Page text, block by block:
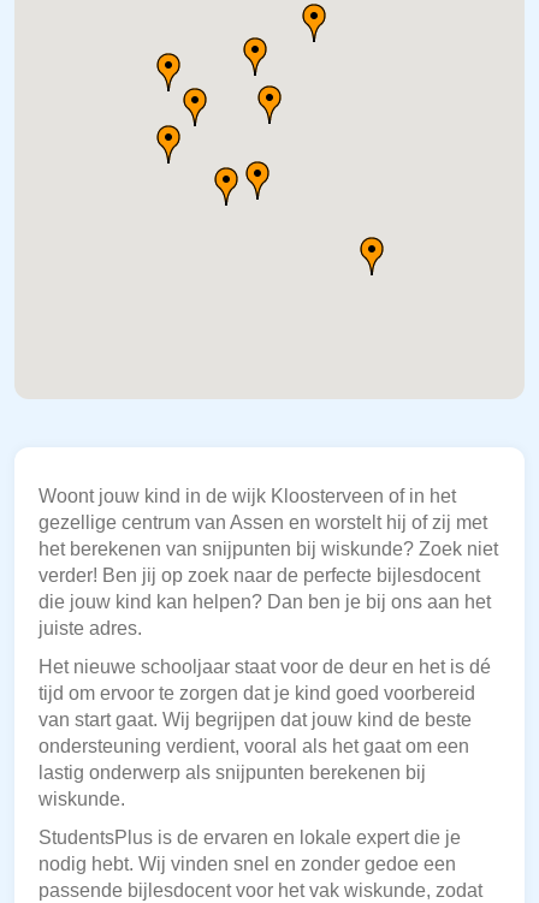
Woont jouw kind in de wijk Kloosterveen of in het
gezellige centrum van Assen en worstelt hij of zij met
het berekenen van snijpunten bij wiskunde? Zoek niet
verder! Ben jij op zoek naar de perfecte bijlesdocent
die jouw kind kan helpen? Dan ben je bij ons aan het
juiste adres.
Het nieuwe schooljaar staat voor de deur en het is dé
tijd om ervoor te zorgen dat je kind goed voorbereid
van start gaat. Wij begrijpen dat jouw kind de beste
ondersteuning verdient, vooral als het gaat om een
lastig onderwerp als snijpunten berekenen bij
wiskunde.
StudentsPlus is de ervaren en lokale expert die je
nodig hebt. Wij vinden snel en zonder gedoe een
passende bijlesdocent voor het vak wiskunde, zodat